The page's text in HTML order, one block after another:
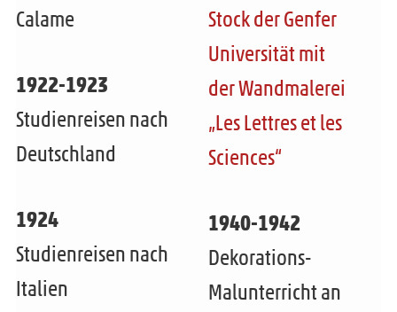
Calame
1922-1923
Studienreisen nach
Deutschland
1924
Studienreisen nach
Italien
Stock der Genfer
Universität mit
der Wandmalerei
„Les Lettres et les
Sciences“
1940-1942
Dekorations-
Malunterricht an